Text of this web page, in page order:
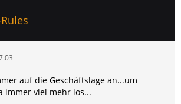
auf die Geschäftslage an...um
immer viel mehr los...